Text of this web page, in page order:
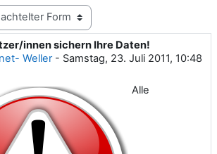
innen sichern Ihre Daten!
Weller- Samstag, 23. Juli 2011, 10:48
0
Alle